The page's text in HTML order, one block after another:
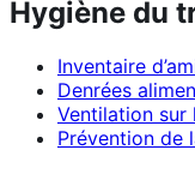
Hygiène du
Inventaire
Denrées
Ventilation sur
Prévention de